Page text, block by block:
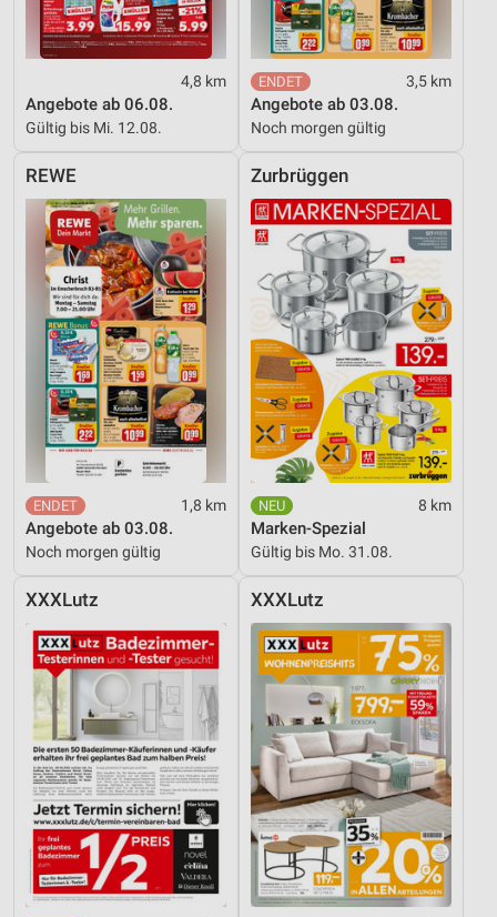
4,8 km
Angebote ab 06.08.
Gültig bis Mi. 12.08.
3,5 km
Angebote ab 03.08.
Noch morgen gültig
REWE
1,8 km
Angebote ab 03.08.
Noch morgen gültig
Zurbrüggen
8 km
Marken-Spezial
Gültig bis Mo. 31.08.
XXXLutz XXXLutz
Entwicklung und Verbesserung der Angebote
Verwendung reduzierter Daten zur Auswahl von
Inhalten
IAB-Besonderheiten:
Verwendung genauer Standortdaten
Geräte anhand von aktiv angeforderten
Informationen identifizieren
Nicht-IAB-Verarbeitungszwecke:
Notwendig
Performance
Funktional
Werbung